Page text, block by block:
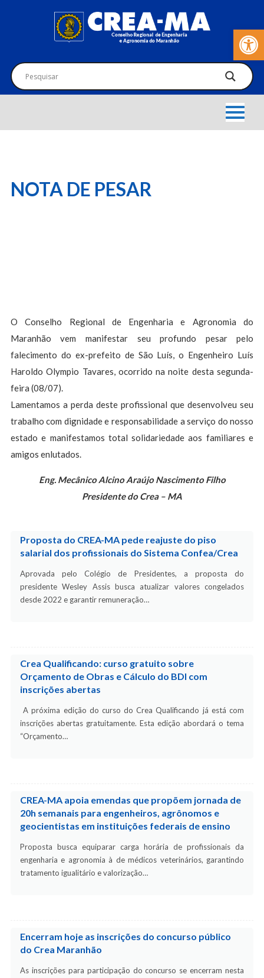
Barra de
NOTA DE PESAR
O Conselho Regional de Engenharia e Agronomia do
Maranhão vem manifestar seu profundo pesar pelo
falecimento do ex-prefeito de São Luís, o Engenheiro Luís
Haroldo Olympio Tavares, ocorrido na noite desta segunda-
feira (08/07).
Lamentamos a perda deste profissional que desenvolveu seu
trabalho com dignidade e responsabilidade a serviço do nosso
estado e manifestamos total solidariedade aos familiares e
amigos enlutados.
Eng. Mecânico Alcino Araújo Nascimento Filho
Presidente do Crea – MA
Proposta do CREA-MA pede reajuste do piso
salarial dos profissionais do Sistema Confea/Crea
Aprovada pelo Colégio de Presidentes, a proposta do
presidente Wesley Assis busca atualizar valores congelados
desde 2022 e garantir remuneração…
Crea Qualificando: curso gratuito sobre
Orçamento de Obras e Cálculo do BDI com
inscrições abertas
A próxima edição do curso do Crea Qualificando já está com
inscrições abertas gratuitamente. Esta edição abordará o tema
“Orçamento…
CREA-MA apoia emendas que propõem jornada de
20h semanais para engenheiros, agrônomos e
geocientistas em instituições federais de ensino
Proposta busca equiparar carga horária de profissionais da
engenharia e agronomia à de médicos veterinários, garantindo
tratamento igualitário e valorização…
Encerram hoje as inscrições do concurso público
do Crea Maranhão
As inscrições para participação do concurso se encerram nesta